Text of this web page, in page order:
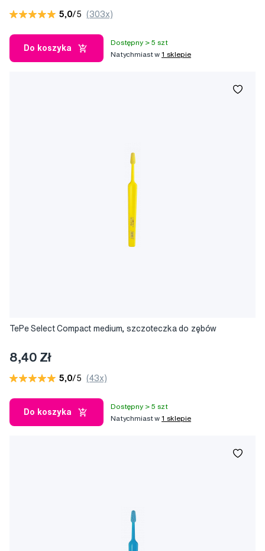
5,0/5 (303x)
Do koszyka
Dostępny > 5 szt
Natychmiast w1 sklepie
TePe Select Compact medium, szczoteczka do zębów
8,40 Zł
5,0/5 (43x)
Do koszyka
Dostępny > 5 szt
Natychmiast w1 sklepie